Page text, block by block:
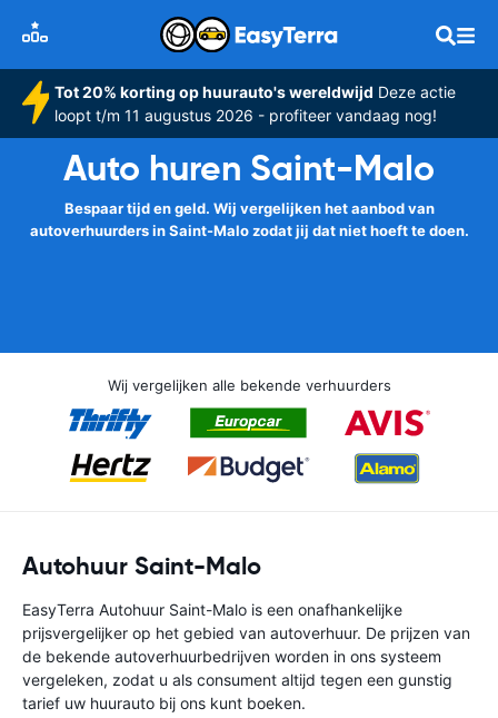
Tot 20% korting op huurauto's wereldwijd Deze actie
loopt t/m 11 augustus 2026 - profiteer vandaag nog!
Auto huren Saint-Malo
Bespaar tijd en geld. Wij vergelijken het aanbod van
autoverhuurders in Saint-Malo zodat jij dat niet hoeft te doen.
Wij vergelijken alle bekende verhuurders
Autohuur Saint-Malo
EasyTerra Autohuur Saint-Malo is een onafhankelijke
prijsvergelijker op het gebied van autoverhuur. De prijzen van
de bekende autoverhuurbedrijven worden in ons systeem
vergeleken, zodat u als consument altijd tegen een gunstig
tarief uw huurauto bij ons kunt boeken.